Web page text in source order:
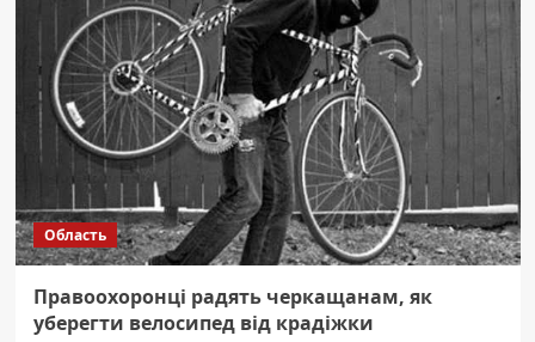
млн
грн
інвестує
держава
в
бізнес
ветеранів
через
гранти
Область
Правоохоронці радять черкащанам, як
уберегти велосипед від крадіжки